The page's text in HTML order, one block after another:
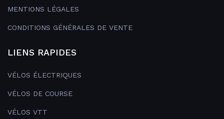
MENTIONS LÉGALES
CONDITIONS GÉNÉRALES DE VENTE
LIENS RAPIDES
VÉLOS ÉLECTRIQUES
VÉLOS DE COURSE
VÉLOS VTT